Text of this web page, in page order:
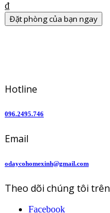
₫
Đặt phòng của bạn ngay
Hotline
096.2495.746
Email
odaycohomexinh@gmail.com
Theo dõi chúng tôi trên
Facebook